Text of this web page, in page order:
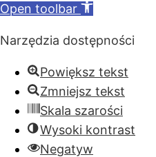
Open toolbar
Narzędzia dostępności
Powiększ tekst
Zmniejsz tekst
Skala szarości
Wysoki kontrast
Negatyw